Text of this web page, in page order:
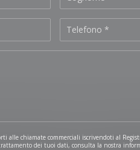
alle chiamate commerciali iscrivendoti al
dei tuoi dati, consulta la nostra